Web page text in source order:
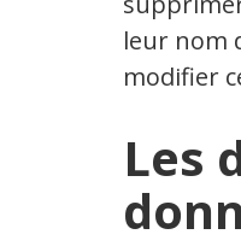
leur nom
modifier
Les